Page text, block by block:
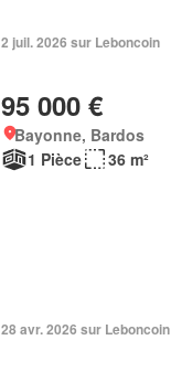
2 juil. 2026 sur Leboncoin
95 000 €
Bayonne, Bardos
1 Pièce
36 m²
28 avr. 2026 sur Leboncoin